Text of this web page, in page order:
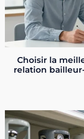
Choisir la
relation